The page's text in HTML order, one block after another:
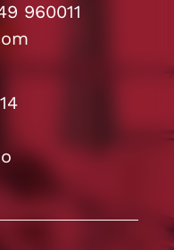
960011